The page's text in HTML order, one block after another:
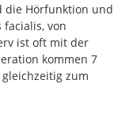
die Hörfunktion und
facialis, von
ist oft mit der
kommen 7
zum